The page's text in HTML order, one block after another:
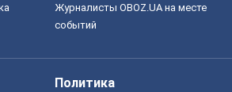
Журналисты OBOZ.UA на месте
событий
Политика